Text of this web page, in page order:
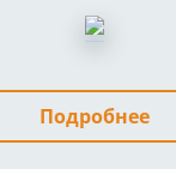
Подробнее